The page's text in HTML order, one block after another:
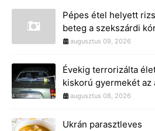
Pépes étel helyett
beteg a szekszárdi
augusztus 09, 2026
Évekig terrorizálta
kiskorú gyermekét
augusztus 08, 2026
Ukrán parasztleves